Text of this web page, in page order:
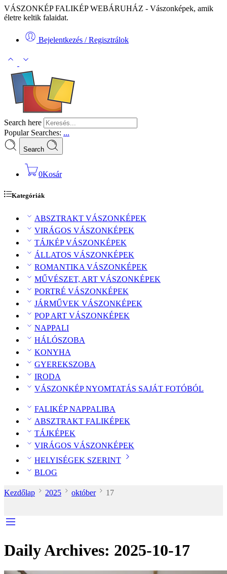
VÁSZONKÉP FALIKÉP WEBÁRUHÁZ - Vászonképek, amik
életre keltik falaidat.
Bejelentkezés / Regisztrálok
Search here
Popular Searches: ...
Search
0Kosár
Kategóriák
ABSZTRAKT VÁSZONKÉPEK
VIRÁGOS VÁSZONKÉPEK
TÁJKÉP VÁSZONKÉPEK
ÁLLATOS VÁSZONKÉPEK
ROMANTIKA VÁSZONKÉPEK
MŰVÉSZET, ART VÁSZONKÉPEK
PORTRÉ VÁSZONKÉPEK
JÁRMŰVEK VÁSZONKÉPEK
POP ART VÁSZONKÉPEK
NAPPALI
HÁLÓSZOBA
KONYHA
GYEREKSZOBA
IRODA
VÁSZONKÉP NYOMTATÁS SAJÁT FOTÓBÓL
FALIKÉP NAPPALIBA
ABSZTRAKT FALIKÉPEK
TÁJKÉPEK
VIRÁGOS VÁSZONKÉPEK
HELYISÉGEK SZERINT
BLOG
Kezdőlap 2025 október 17
Daily Archives: 2025-10-17